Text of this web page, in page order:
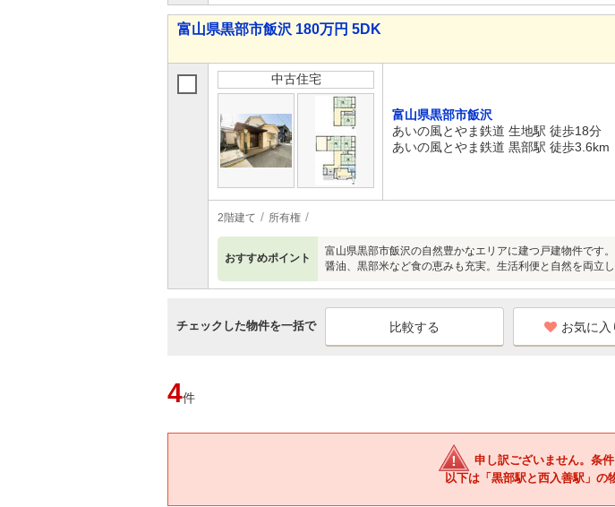
富山県黒部市飯沢 180万円 5DK
中古住宅
富山県黒部市飯沢
あいの風とやま鉄道 生地駅 徒歩18分
あいの風とやま鉄道 黒部駅 徒歩3.6km
2階建て 所有権
おすすめポイント
富山県黒部市飯沢の自然豊かなエリアに建つ戸建物件です
醤油、黒部米など食の恵みも充実。生活利便と自然を両立
チェックした物件を一括で お気に入
4件
申し訳ございません。条
以下は「黒部駅と西入善駅」の